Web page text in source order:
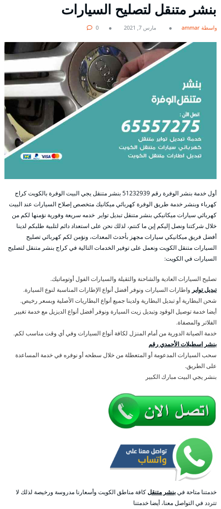
بنشر متنقل لتصليح السيارات
بواسطة ammar مارس 7, 2021 0
أول خدمة بنشر الوفرة رقم 51232939‬ بنشر متنقل يجي البيت الوفرة بالكويت كراج
كهرباء وبنشر خدمة طريق الوفرة كهربائي ميكانيك متخصص إصلاح السيارات عند البيت
كهربائي سيارات ميكانيكي بنشر متنقل تبديل تواير خدمه سريعة وفورية نؤمنها لكم من
خلال شركتنا ونصل إليكم إين ما كنتم، لذلك نحن على استعداد دائم لتلبية طلبكم لدينا
أفضل فريق ميكانيكي سيارات مجهز بأحدث المعدات، ونؤمن لكم كهربائي تصليح
السيارات متنقل الكويت ونعمل على توفير الخدمات التالية في كراج بنشر متنقل لتصليح
السيارات في الكويت:
تصليح السيارات العادية والشاحنة والثقيلة والسيارات الفول أوتوماتيك.
تبديل تواير واطارات السيارات ونوفر أفضل أنواع الإطارات المناسبة لنوع السيارة.
شحن البطارية أو تبديل البطارية ولدينا جميع أنواع البطاريات الأصلية وبسعر رخيص.
أيضا خدمة توصيل الوقود وتبديل زيت السيارة ونوفر أفضل أنواع الديزيل مع خدمة تغيير
الفلاتر والمصفاة.
خدمة الصيانة الدورية من أمام المنزل لكافة أنواع السيارات وفي أي وقت مناسب لكم.
بنشر اسطبلات الأحمدي رقم
سحب السيارات المدعومة أو المتعطلة من خلال سطحه أو نوفره في خدمة المساعدة
على الطريق.
بنشر يجي البيت مبارك الكبير
خدمتنا متاحة فيبنشر متنقلكافة مناطق الكويت وأسعارنا مدروسة ورخيصة لذلك لا
تتردد في التواصل معنا، أيضا خدمتنا